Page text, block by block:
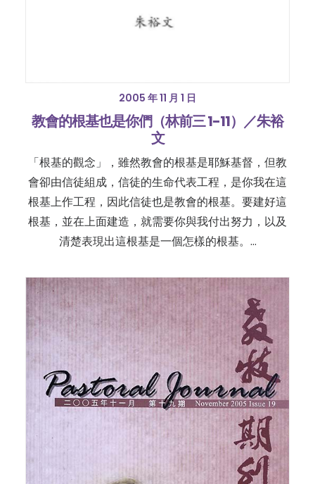
2005 年 11 月 1 日
教會的根基也是你們（林前三 1-11）／朱裕
文
「根基的觀念」，雖然教會的根基是耶穌基督，但教
會卻由信徒組成，信徒的生命代表工程，是你我在這
根基上作工程，因此信徒也是教會的根基。要建好這
根基，並在上面建造，就需要你與我付出努力，以及
清楚表現出這根基是一個怎樣的根基。…